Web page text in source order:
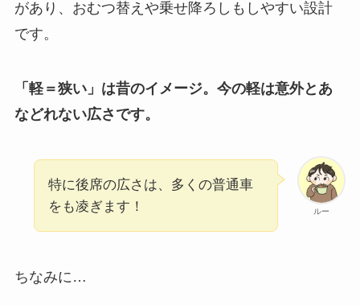
があり、おむつ替えや乗せ降ろしもしやすい設計
です。
「軽＝狭い」は昔のイメージ。今の軽は意外とあ
などれない広さです。
ルー
特に後席の広さは、多くの普通車
をも凌ぎます！
ちなみに…